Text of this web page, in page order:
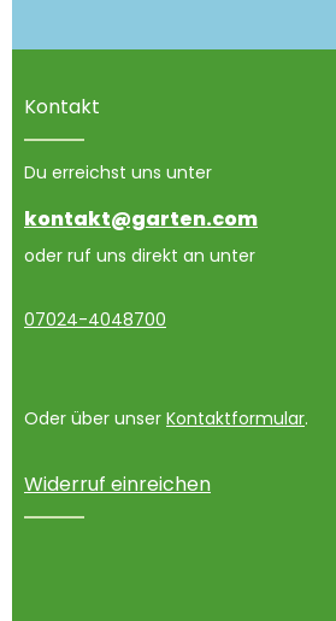
Kontakt
Du erreichst uns unter
kontakt@garten.com
oder ruf uns direkt an unter
07024-4048700
Oder über unser Kontaktformular.
Widerruf einreichen